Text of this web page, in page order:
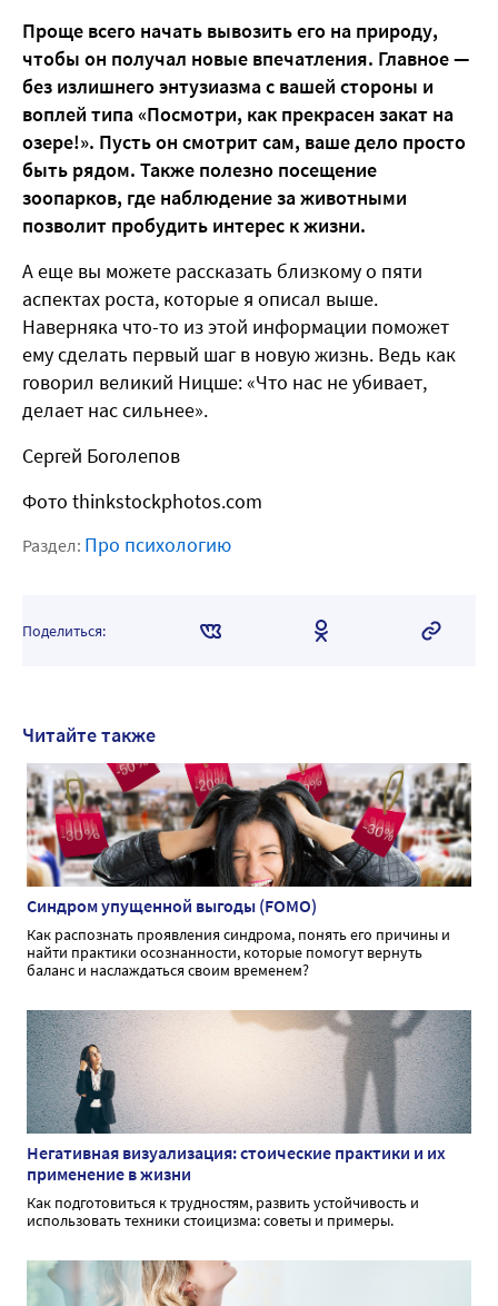
Проще всего начать вывозить его на природу,
чтобы он получал новые впечатления. Главное —
без излишнего энтузиазма с вашей стороны и
воплей типа «Посмотри, как прекрасен закат на
озере!». Пусть он смотрит сам, ваше дело просто
быть рядом. Также полезно посещение
зоопарков, где наблюдение за животными
позволит пробудить интерес к жизни.
А еще вы можете рассказать близкому о пяти
аспектах роста, которые я описал выше.
Наверняка что-то из этой информации поможет
ему сделать первый шаг в новую жизнь. Ведь как
говорил великий Ницше: «Что нас не убивает,
делает нас сильнее».
Сергей Боголепов
Фото thinkstockphotos.com
Раздел: Про психологию
Поделиться:
Читайте также
Синдром упущенной выгоды (FOMO)
Как распознать проявления синдрома, понять его причины и
найти практики осознанности, которые помогут вернуть
баланс и наслаждаться своим временем?
Негативная визуализация: стоические практики и их
применение в жизни
Как подготовиться к трудностям, развить устойчивость и
использовать техники стоицизма: советы и примеры.